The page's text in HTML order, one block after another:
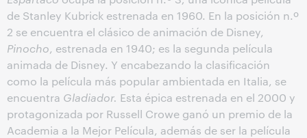
de Stanley Kubrick estrenada en 1960. En la posición n.º
2 se encuentra el clásico de animación de Disney,
Pinocho, estrenada en 1940; es la segunda película
animada de Disney. Y encabezando la clasificación
como la película más popular ambientada en Italia, se
encuentra Gladiador. Esta épica estrenada en el 2000 y
protagonizada por Russell Crowe ganó un premio de la
Academia a la Mejor Película, además de ser la película